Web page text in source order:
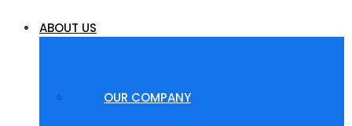
ABOUT US
OUR COMPANY